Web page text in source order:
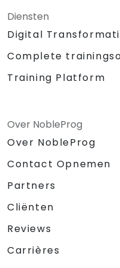
Diensten
Digital
Complete
Training Platform
Over NobleProg
Over NobleProg
Contact Opnemen
Partners
Cliënten
Reviews
Carrières